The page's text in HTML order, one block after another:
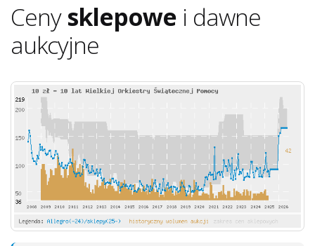
Cenysklepowe i dawne
aukcyjne